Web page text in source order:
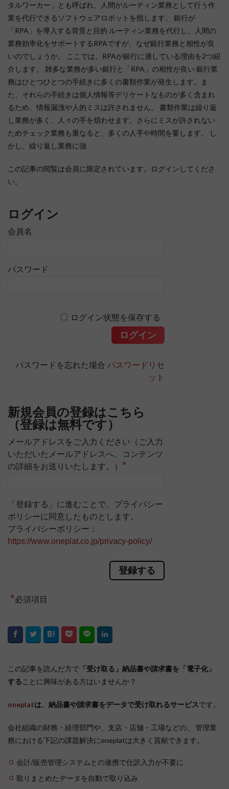
タルワーカー」とも呼ばれ、人間がルーティン業務として行う作
業を代行できるソフトウェアロボットを指します。 銀行が
「RPA」を導入する背景と目的 ルーティン業務を代行し、人間の
業務効率化をサポートするRPAですが、なぜ銀行業務と相性が良
いのでしょうか。 ここでは、RPAが銀行に適している理由を2つ紹
介します。 雑多な業務が多い銀行と「RPA」の相性が良い 銀行業
務はひとつひとつの手続きに多くの書類作業が発生します。ま
た、それらの手続きは個人情報等デリケートなものが多く含まれ
るため、情報漏洩や人的ミスは許されません。 書類作業は繰り返
し業務が多く、人々の手を煩わせます。さらにミスが許されない
ためチェック業務も重なると、多くの人手や時間を要します。 し
かし、繰り返し業務に強
この記事の閲覧は会員に限定されています。ログインしてくださ
い。
ログイン
会員名
パスワード
ログイン状態を保存する
パスワードを忘れた場合 パスワードリセ
ット
新規会員の登録はこちら
（登録は無料です）
メールアドレスをご入力ください（ご入力
いただいたメールアドレスへ、コンテンツ
の詳細をお送りいたします。） *
「登録する」に進むことで、プライバシー
ポリシーに同意したものとします。
プライバシーポリシー：
https://www.oneplat.co.jp/privacy-policy/
*必須項目
この記事を読んだ方で 「受け取る」納品書や請求書を「電子化」
する ことに興味がある方はいませんか？
oneplatは、納品書や請求書をデータで受け取れるサービスです。
会社組織の財務・経理部門や、支店・店舗・工場などの、 管理業
務における下記の課題解決にoneplatは大きく貢献できます。
会計/販売管理システムとの連携で仕訳入力が不要に
取りまとめたデータを自動で取り込み